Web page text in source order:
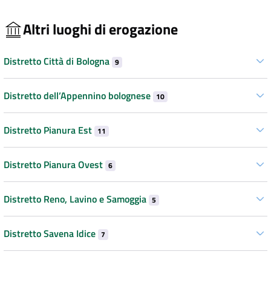
Altri luoghi di erogazione
Distretto Città di Bologna 9
Distretto dell’Appennino bolognese 10
Distretto Pianura Est 11
Distretto Pianura Ovest 6
Distretto Reno, Lavino e Samoggia 5
Distretto Savena Idice 7